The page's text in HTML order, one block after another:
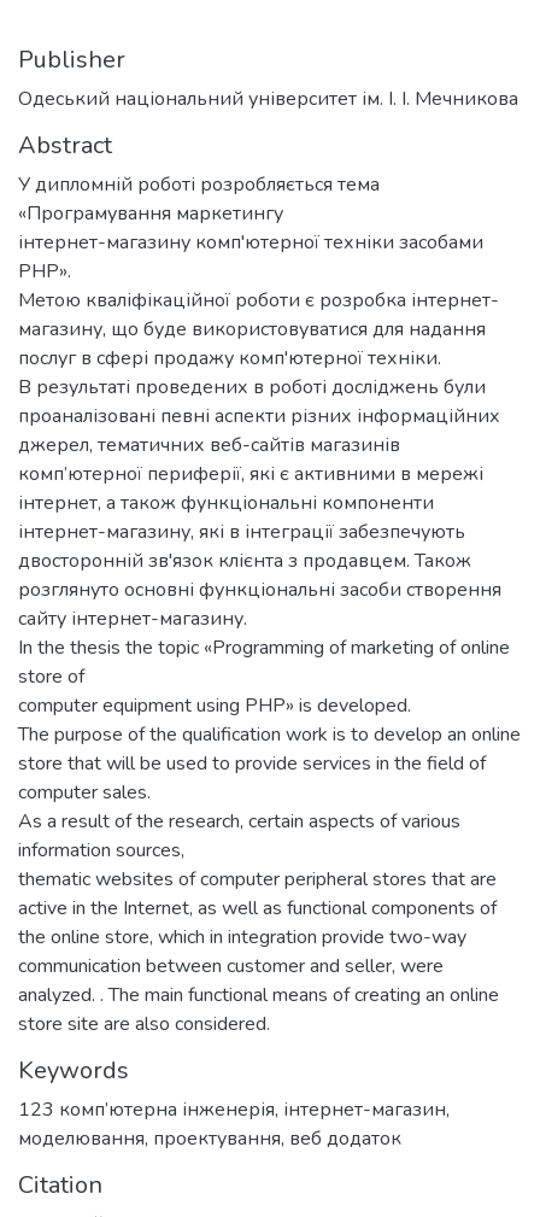
Publisher
Одеський національний університет ім. І. І. Мечникова
Abstract
У дипломній роботі розробляється тема
«Програмування маркетингу
інтернет-магазину комп'ютерної техніки засобами
PHP».
Метою кваліфікаційної роботи є розробка інтернет-
магазину, що буде використовуватися для надання
послуг в сфері продажу комп'ютерної техніки.
В результаті проведених в роботі досліджень були
проаналізовані певні аспекти різних інформаційних
джерел, тематичних веб-сайтів магазинів
комп’ютерної периферії, які є активними в мережі
інтернет, а також функціональні компоненти
інтернет-магазину, які в інтеграції забезпечують
двосторонній зв'язок клієнта з продавцем. Також
розглянуто основні функціональні засоби створення
сайту інтернет-магазину.
In the thesis the topic «Programming of marketing of online
store of
computer equipment using PHP» is developed.
The purpose of the qualification work is to develop an online
store that will be used to provide services in the field of
computer sales.
As a result of the research, certain aspects of various
information sources,
thematic websites of computer peripheral stores that are
active in the Internet, as well as functional components of
the online store, which in integration provide two-way
communication between customer and seller, were
analyzed. . The main functional means of creating an online
store site are also considered.
Keywords
123 комп’ютерна інженерія, інтернет-магазин,
моделювання, проектування, веб додаток
Citation